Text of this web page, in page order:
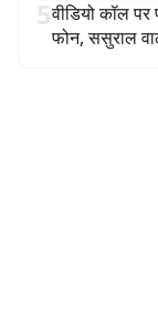
5वीडियो कॉल
फोन, ससुराल